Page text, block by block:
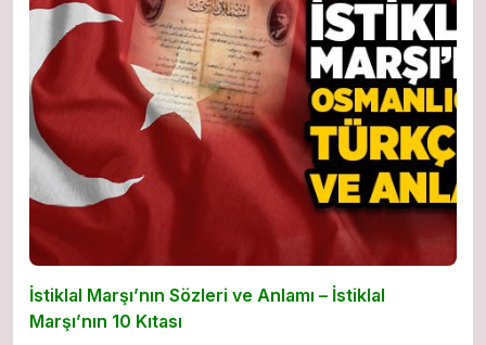
İstiklal Marşı’nın Sözleri ve Anlamı – İstiklal
Marşı’nın 10 Kıtası